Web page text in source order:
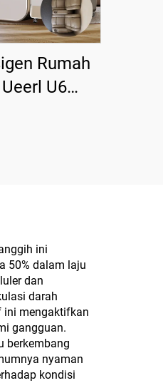
Rumah
U6
ini
50% dalam laju
dan
darah
ini mengaktifkan
gangguan.
berkembang
nyaman
kondisi